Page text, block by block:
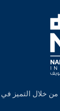
خلال التميز في